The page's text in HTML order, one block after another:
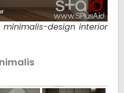
design interior